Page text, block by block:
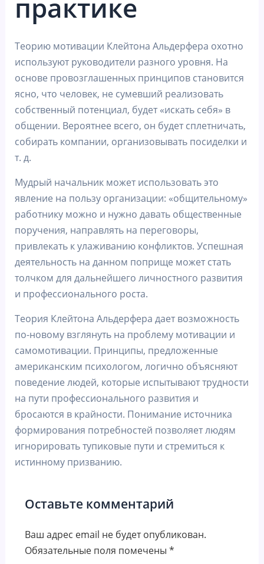
практике
Теорию мотивации Клейтона Альдерфера охотно
используют руководители разного уровня. На
основе провозглашенных принципов становится
ясно, что человек, не сумевший реализовать
собственный потенциал, будет «искать себя» в
общении. Вероятнее всего, он будет сплетничать,
собирать компании, организовывать посиделки и
т. д.
Мудрый начальник может использовать это
явление на пользу организации: «общительному»
работнику можно и нужно давать общественные
поручения, направлять на переговоры,
привлекать к улаживанию конфликтов. Успешная
деятельность на данном поприще может стать
толчком для дальнейшего личностного развития
и профессионального роста.
Теория Клейтона Альдерфера дает возможность
по-новому взглянуть на проблему мотивации и
самомотивации. Принципы, предложенные
американским психологом, логично объясняют
поведение людей, которые испытывают трудности
на пути профессионального развития и
бросаются в крайности. Понимание источника
формирования потребностей позволяет людям
игнорировать тупиковые пути и стремиться к
истинному призванию.
Оставьте комментарий
Ваш адрес email не будет опубликован.
Обязательные поля помечены *